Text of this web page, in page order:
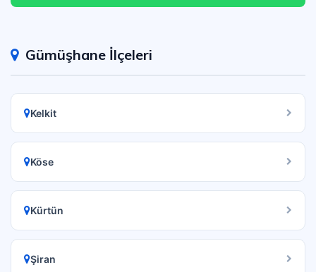
Gümüşhane İlçeleri
Kelkit
Köse
Kürtün
Şiran